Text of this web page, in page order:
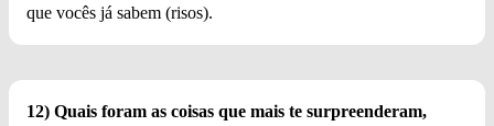
que vocês já sabem (risos).
12) Quais foram as coisas que mais te surpreenderam,